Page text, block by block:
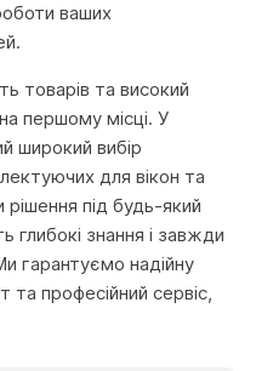
ваших
товарів та високий
першому місці. У
широкий вибір
для вікон та
під будь-який
знання і завжди
гарантуємо надійну
професійний сервіс,